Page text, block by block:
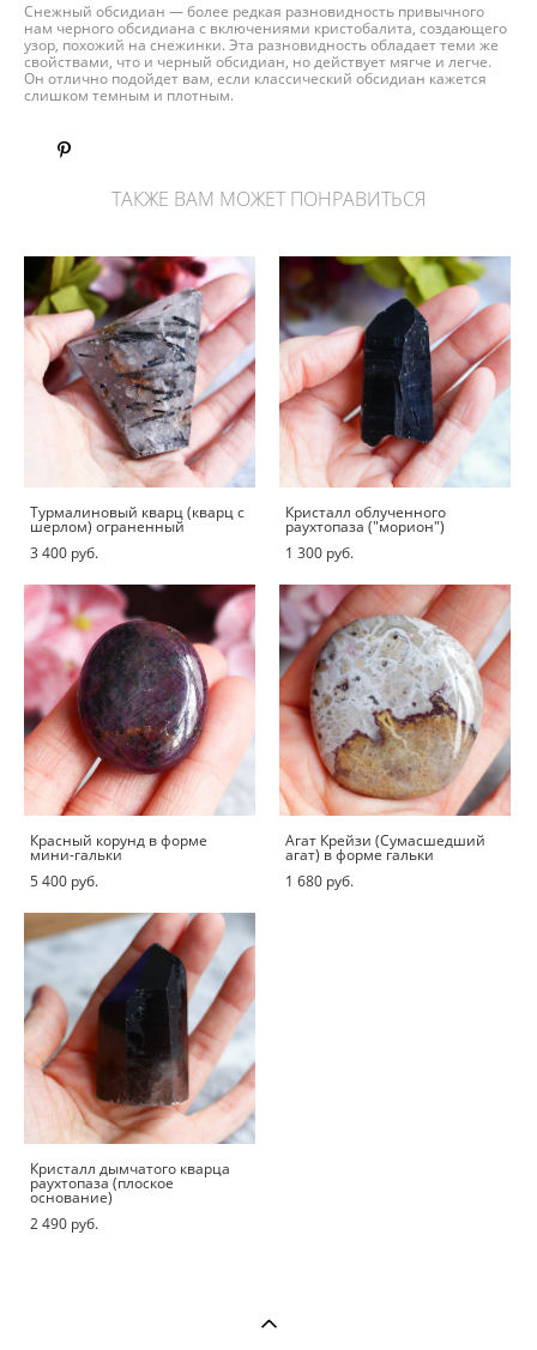
Снежный обсидиан — более редкая разновидность привычного
нам черного обсидиана с включениями кристобалита, создающего
узор, похожий на снежинки. Эта разновидность обладает теми же
свойствами, что и черный обсидиан, но действует мягче и легче.
Он отлично подойдет вам, если классический обсидиан кажется
слишком темным и плотным.
ТАКЖЕ ВАМ МОЖЕТ ПОНРАВИТЬСЯ
Турмалиновый кварц (кварц с
шерлом) ограненный
3 400 pуб.
Кристалл облученного
раухтопаза ("морион")
1 300 pуб.
Красный корунд в форме
мини-гальки
5 400 pуб.
Агат Крейзи (Сумасшедший
агат) в форме гальки
1 680 pуб.
Кристалл дымчатого кварца
раухтопаза (плоское
основание)
2 490 pуб.